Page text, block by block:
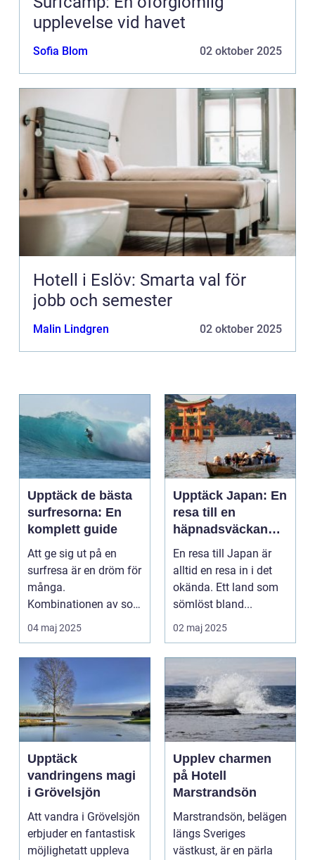
upplevelse vid havet
Sofia Blom 02 oktober 2025
Hotell i Eslöv: Smarta val för
jobb och semester
Malin Lindgren 02 oktober 2025
Upptäck de bästa
surfresorna: En
komplett guide
Att ge sig ut på en
surfresa är en dröm för
många.
Kombinationen av sol,
...
04 maj 2025
Upptäck Japan: En
resa till en
häpnadsväckande
kultur och natur
En resa till Japan är
alltid en resa in i det
okända. Ett land som
sömlöst bland...
02 maj 2025
Upptäck
vandringens magi
i Grövelsjön
Att vandra i Grövelsjön
erbjuder en fantastisk
möjlighetatt uppleva
Upplev charmen
på Hotell
Marstrandsön
Marstrandsön, belägen
längs Sveriges
västkust, är en pärla